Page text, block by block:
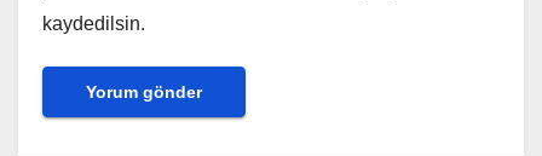
kaydedilsin.